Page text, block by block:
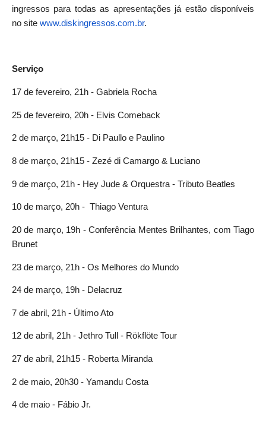
ingressos para todas as apresentações já estão disponíveis
no site www.diskingressos.com.br.
Serviço
17 de fevereiro, 21h - Gabriela Rocha
25 de fevereiro, 20h - Elvis Comeback
2 de março, 21h15 - Di Paullo e Paulino
8 de março, 21h15 - Zezé di Camargo & Luciano
9 de março, 21h - Hey Jude & Orquestra - Tributo Beatles
10 de março, 20h - Thiago Ventura
20 de março, 19h - Conferência Mentes Brilhantes, com Tiago
Brunet
23 de março, 21h - Os Melhores do Mundo
24 de março, 19h - Delacruz
7 de abril, 21h - Último Ato
12 de abril, 21h - Jethro Tull - Rökflöte Tour
27 de abril, 21h15 - Roberta Miranda
2 de maio, 20h30 - Yamandu Costa
4 de maio - Fábio Jr.